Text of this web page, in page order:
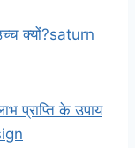
क्यों?saturn
प्राप्ति के उपाय